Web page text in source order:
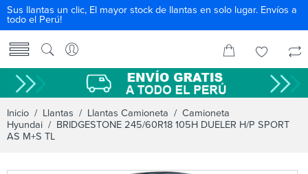
Sus llantas un clic, El mayor stock de llantas en solo lugar. Envíos a
todo el Perú!
Inicio / Llantas / Llantas Camioneta / Camioneta
Hyundai / BRIDGESTONE 245/60R18 105H DUELER H/P SPORT
AS M+S TL